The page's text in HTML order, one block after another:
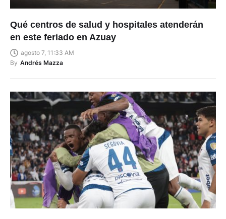
Qué centros de salud y hospitales atenderán
en este feriado en Azuay
agosto 7, 11:33 AM
By Andrés Mazza